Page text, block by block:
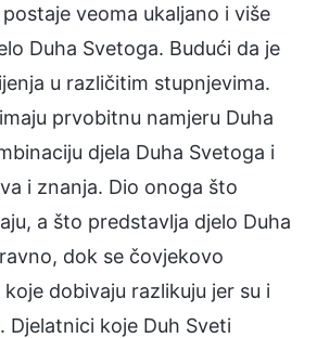
veoma ukaljano i više
Duha Svetoga. Budući da je
u različitim stupnjevima.
prvobitnu namjeru Duha
djela Duha Svetoga i
i znanja. Dio onoga što
a što predstavlja djelo Duha
dok se čovjekovo
dobivaju razlikuju jer su i
Djelatnici koje Duh Sveti